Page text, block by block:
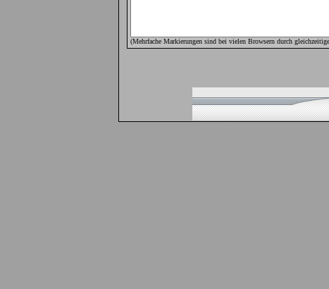
(Mehrfache Markierungen sind bei vielen Browsern durch